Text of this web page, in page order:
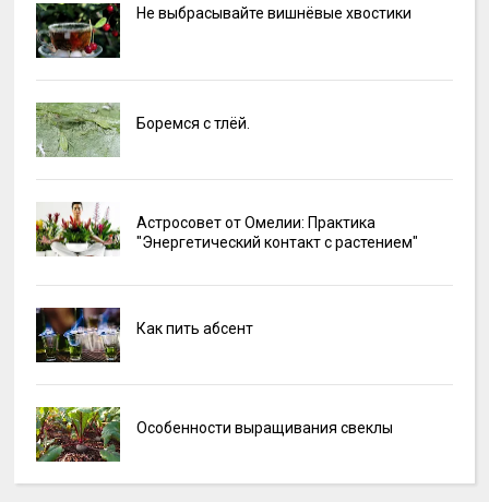
Не выбрасывайте вишнёвые хвостики
Боремся с тлёй.
Астросовет от Омелии: Практика
"Энергетический контакт с растением"
Как пить абсент
Особенности выращивания свеклы